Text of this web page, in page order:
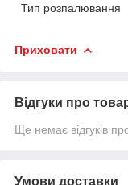
Тип розпалювання
Приховати
Відгуки про
Ще немає відгуків
Умови доставки